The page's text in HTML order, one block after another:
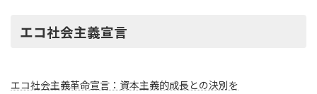
エコ社会主義宣言
エコ社会主義革命宣言：資本主義的成長との決別を